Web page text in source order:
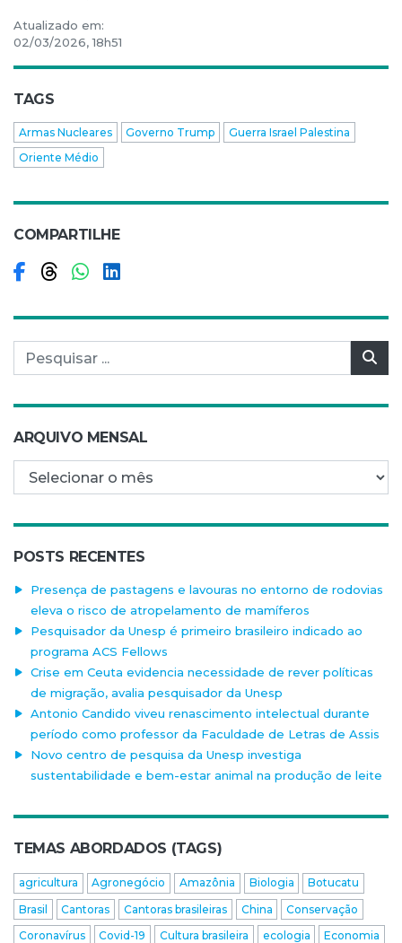
Atualizado em:
02/03/2026, 18h51
TAGS
Armas Nucleares Governo Trump
Guerra Israel Palestina
Oriente Médio
COMPARTILHE
Compartilhar no Facebook
Compartilhar no Threads
Compartilhar no WhatsApp
Compartilhar no LinkedIn
Pesquisar por:
ARQUIVO MENSAL
Arquivo mensal
POSTS RECENTES
Presença de pastagens e lavouras no entorno de rodovias
eleva o risco de atropelamento de mamíferos
Pesquisador da Unesp é primeiro brasileiro indicado ao
programa ACS Fellows
Crise em Ceuta evidencia necessidade de rever políticas
de migração, avalia pesquisador da Unesp
Antonio Candido viveu renascimento intelectual durante
período como professor da Faculdade de Letras de Assis
Novo centro de pesquisa da Unesp investiga
sustentabilidade e bem-estar animal na produção de leite
TEMAS ABORDADOS (TAGS)
agricultura Agronegócio Amazônia Biologia
Botucatu
Brasil
Cantoras Cantoras brasileiras China
Conservação
Coronavírus
Covid-19 Cultura brasileira ecologia
Economia